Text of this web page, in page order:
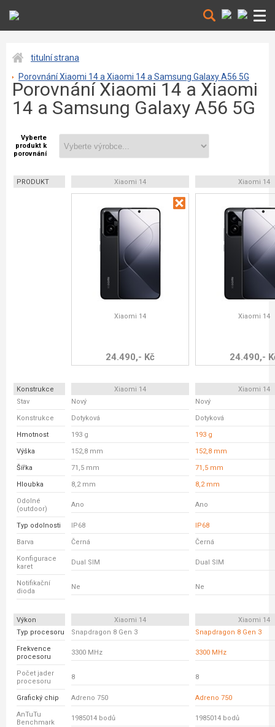
titulní strana
Porovnání Xiaomi 14 a Xiaomi 14 a Samsung Galaxy A56 5G
Porovnání Xiaomi 14 a Xiaomi
14 a Samsung Galaxy A56 5G
Vyberte
produkt k
porovnání
PRODUKT Xiaomi 14 Xiaomi 14
Xiaomi 14
24.490,- Kč
Xiaomi 14
24.490,-
Konstrukce Xiaomi 14
Xiaomi 14
Stav
Nový Nový
Konstrukce Dotyková Dotyková
Hmotnost 193 g 193 g
Výška 152,8 mm 152,8 mm
Šířka 71,5 mm 71,5 mm
Hloubka 8,2 mm 8,2 mm
Odolné
(outdoor)
Ano Ano
Typ odolnosti IP68 IP68
Barva Černá Černá
Konfigurace
karet
Dual SIM Dual SIM
Notifikační
dioda
Ne Ne
Výkon Xiaomi 14
Xiaomi 14
Typ procesoru
Snapdragon 8 Gen 3 Snapdragon 8 Gen 3
Frekvence
procesoru
3300 MHz 3300 MHz
Počet jader
procesoru
8 8
Grafický chip Adreno 750 Adreno 750
AnTuTu
Benchmark
1985014 bodů 1985014 bodů